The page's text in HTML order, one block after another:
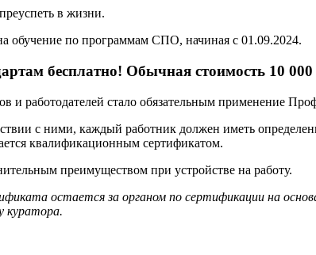
в жизни.
обучение по программам СПО, начиная с 01.09.2024.
бесплатно! Обычная стоимость 10 000
работодателей стало обязательным применение
с ними, каждый работник должен иметь
квалификационным сертификатом.
преимуществом при устройстве на работу.
остается за органом по сертификации на
куратора.